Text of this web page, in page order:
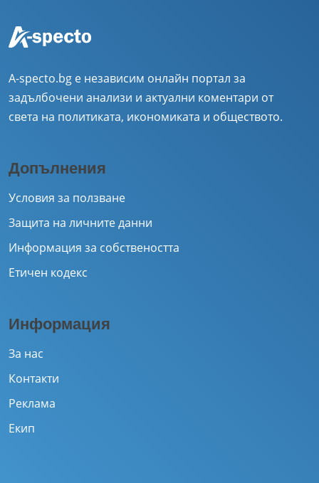
A-specto.bg е независим онлайн портал за
задълбочени анализи и актуални коментари от
света на политиката, икономиката и обществото.
Допълнения
Условия за ползване
Защита на личните данни
Информация за собствеността
Етичен кодекс
Информация
За нас
Контакти
Реклама
Екип